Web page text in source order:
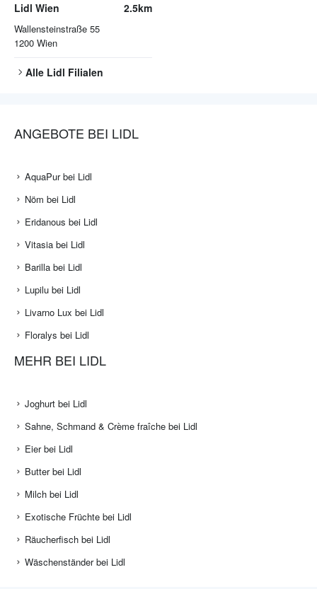
Lidl Wien
Wallensteinstraße 55
1200 Wien
2.5km
Alle Lidl Filialen
ANGEBOTE BEI LIDL
AquaPur bei Lidl
Nöm bei Lidl
Eridanous bei Lidl
Vitasia bei Lidl
Barilla bei Lidl
Lupilu bei Lidl
Livarno Lux bei Lidl
Floralys bei Lidl
MEHR BEI LIDL
Joghurt bei Lidl
Sahne, Schmand & Crème fraîche bei Lidl
Eier bei Lidl
Butter bei Lidl
Milch bei Lidl
Exotische Früchte bei Lidl
Räucherfisch bei Lidl
Wäschenständer bei Lidl